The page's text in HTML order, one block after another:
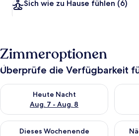
Sich wie zu Hause fühlen (6)
Zimmeroptionen
Überprüfe die Verfügbarkeit
Heute Nacht
Aug. 7 - Aug. 8
Überprüfe die Verfügbarkeit für heute
Dieses Wochenende
Überprüfe die Verfügbarkeit für